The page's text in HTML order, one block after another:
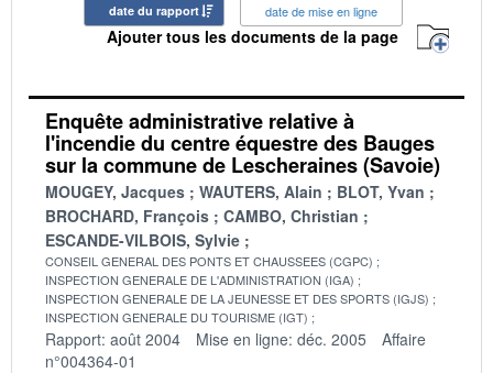
date du rapport date de mise en ligne
Ajouter tous les documents de la page
Enquête administrative relative à
l'incendie du centre équestre des Bauges
sur la commune de Lescheraines (Savoie)
MOUGEY, Jacques WAUTERS, Alain
BLOT, Yvan
BROCHARD, François
CAMBO, Christian
ESCANDE-VILBOIS, Sylvie
CONSEIL GENERAL DES PONTS ET CHAUSSEES (CGPC)
INSPECTION GENERALE DE L'ADMINISTRATION (IGA)
INSPECTION GENERALE DE LA JEUNESSE ET DES SPORTS (IGJS)
INSPECTION GENERALE DU TOURISME (IGT)
Rapport: août 2004 Mise en ligne: déc. 2005
Affaire
n°004364-01